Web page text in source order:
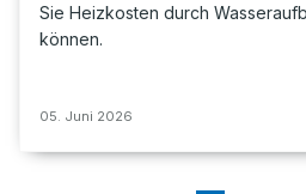
Sie Heizkosten durch
können.
05. Juni 2026